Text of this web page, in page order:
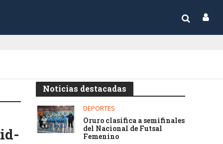
Noticias destacadas
DEPORTES
Oruro clasifica a semifinales
del Nacional de Futsal
Femenino